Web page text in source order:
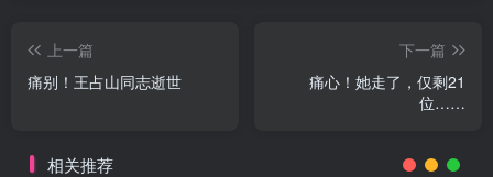
上一篇
痛别！王占山同志逝世
下一篇
痛心！她走了，仅剩21
位……
相关推荐